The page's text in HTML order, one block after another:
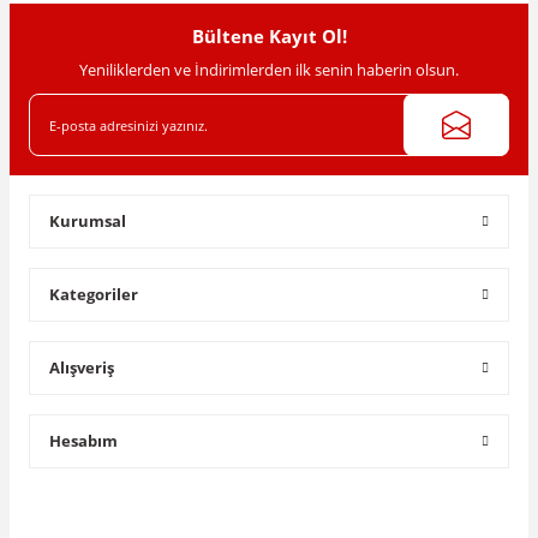
Gönder
Bültene Kayıt Ol!
Yeniliklerden ve İndirimlerden ilk senin haberin olsun.
Kurumsal
Kategoriler
Alışveriş
Hesabım